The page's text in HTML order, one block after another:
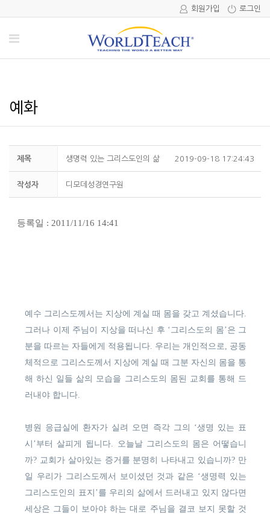
로그인
회원가입
예화
제목 생명력 있는 그리스도인의 삶 2019-09-18 17:24:43
작성자 디모데성경연구원
등록일 : 2011/11/16 14:41
예수 그리스도께서는 지상에 계실 때 몸을 갖고 계셨습니다.
그러나 이제 주님이 지상을 떠나신 후 ‘그리스도의 몸’은 그
분을 따르는 자들에게 적용됩니다. 우리는 개인적으로, 공동
체적으로 그리스도께서 지상에 계실 때 그분 자신의 몸을 통
해 하신 일들 삶의 모습을 그리스도의 몸된 교회를 통해 드
러내야 합니다.
병원 응급실에 환자가 실려 오면 즉각 그의 ‘생명 있는 표
시’부터 살피게 됩니다. 오늘날 그리스도의 몸은 어떻습니
까? 교회가 살아있는 증거를 분명히 나타내고 있습니까? 만
일 우리가 그리스도께서 보이셨던 것과 같은 ‘생명력 있는
그리스도인의 표지’를 우리의 삶에서 드러내고 있지 않다면
세상은 그들이 보아야 하는 대로 주님을 결코 보지 못할 것